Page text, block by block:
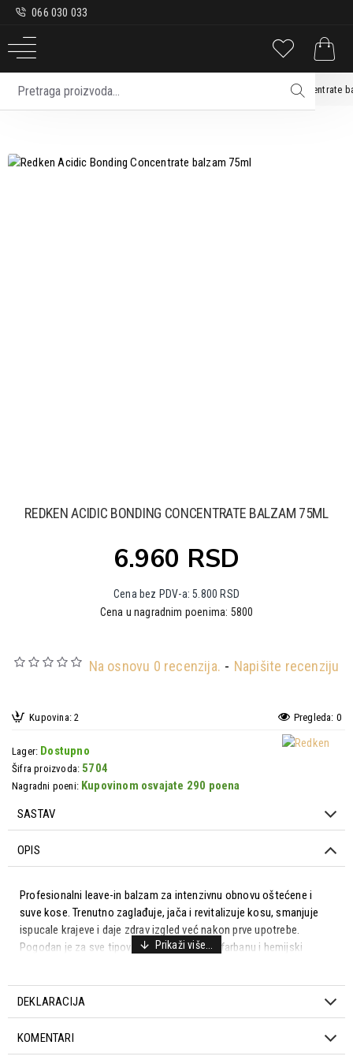
066 030 033
Kosa Oštećena kosa Redken Acidic Bonding Concentrate
REDKEN ACIDIC BONDING CONCENTRATE BALZAM 75ML
Lager: Dostupno
Šifra proizvoda: 5704
Nagradni poeni: Kupovinom osvajate 290 poena
Kupovina: 2 Pregleda: 0
Na osnovu 0 recenzija. - Napišite recenziju
6.960 RSD
Cena bez PDV-a: 5.800 RSD
Cena u nagradnim poenima: 5800
SASTAV
OPIS
Profesionalni leave-in balzam za intenzivnu obnovu oštećene i
suve kose. Trenutno zaglađuje, jača i revitalizuje kosu, smanjuje
ispucale krajeve i daje zdrav izgled već nakon prve upotrebe.
Pogodan je za sve tipove kose, uključujući farbanu i hemijski
Hair Bandage tehnologija – napredna kisela pH formula
DEKLARACIJA
KOMENTARI